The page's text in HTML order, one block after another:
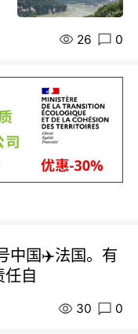
26 0
中国✈️法国。有
任自
30 0